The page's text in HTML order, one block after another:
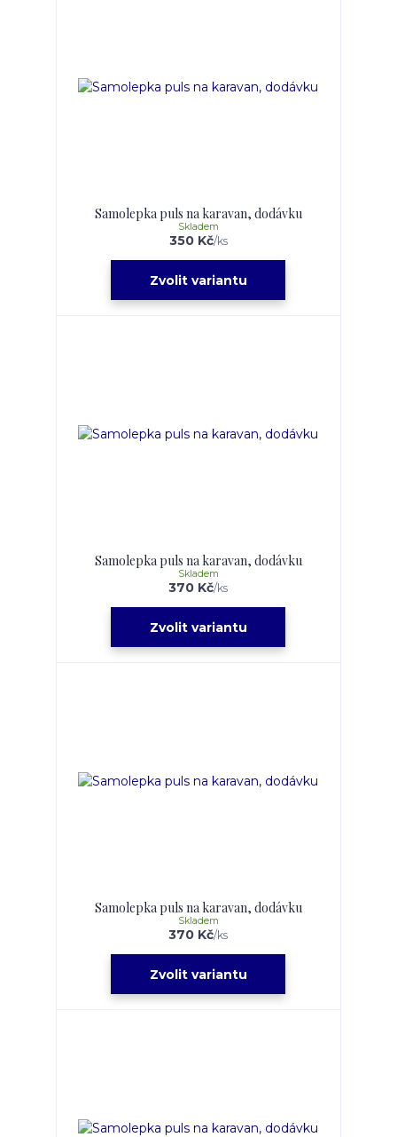
Samolepka puls na karavan, dodávku
350 Kč/ks
Skladem
Zvolit variantu
Samolepka puls na karavan, dodávku
370 Kč/ks
Skladem
Zvolit variantu
Samolepka puls na karavan, dodávku
370 Kč/ks
Skladem
Zvolit variantu